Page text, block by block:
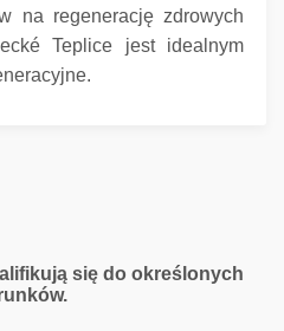
na regenerację zdrowych
Teplice jest idealnym
się do określonych